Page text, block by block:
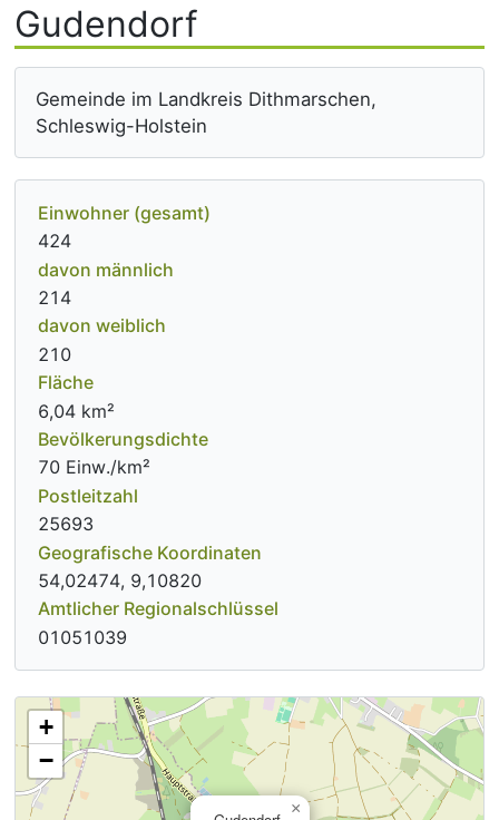
Gudendorf
Gemeinde im Landkreis Dithmarschen,
Schleswig-Holstein
Einwohner (gesamt)
424
davon männlich
214
davon weiblich
210
Fläche
6,04 km²
Bevölkerungsdichte
70 Einw./km²
Postleitzahl
25693
Geografische Koordinaten
54,02474, 9,10820
Amtlicher Regionalschlüssel
01051039
×
+
−